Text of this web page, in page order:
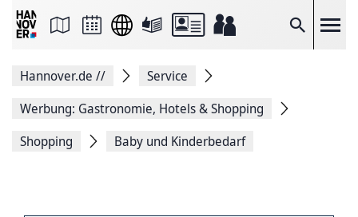
Suche
Seite
Facebook
teilen
Seitenlink
Hannover.de //
Service
Werbung: Gastronomie, Hotels & Shopping
Shopping
Baby und Kinderbedarf